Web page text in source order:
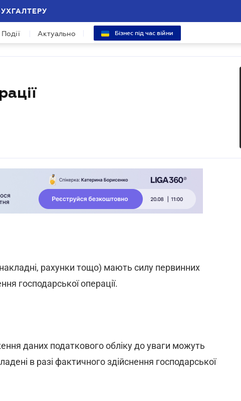
Події Актуально Бізнес під час війни
рахунки тощо) мають силу первинних
господарської операції.
даних податкового обліку до уваги можуть
в разі фактичного здійснення господарської